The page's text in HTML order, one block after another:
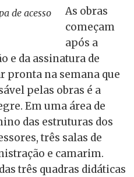
de acesso
As obras
começam
após a
e da assinatura de
pronta na semana que
pelas obras é a
Em uma área de
das estruturas dos
três salas de
e camarim.
três quadras didáticas